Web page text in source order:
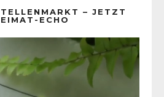
– JETZT
ECHO
Player